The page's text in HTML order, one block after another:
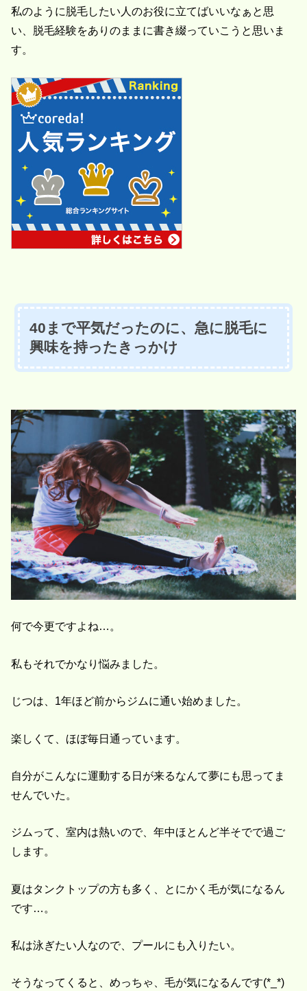
私のように脱毛したい人のお役に立てばいいなぁと思
い、脱毛経験をありのままに書き綴っていこうと思いま
す。
40まで平気だったのに、急に脱毛に
興味を持ったきっかけ
何で今更ですよね…。
私もそれでかなり悩みました。
じつは、1年ほど前からジムに通い始めました。
楽しくて、ほぼ毎日通っています。
自分がこんなに運動する日が来るなんて夢にも思ってま
せんでいた。
ジムって、室内は熱いので、年中ほとんど半そでで過ご
します。
夏はタンクトップの方も多く、とにかく毛が気になるん
です…。
私は泳ぎたい人なので、プールにも入りたい。
そうなってくると、めっちゃ、毛が気になるんです(*_*)